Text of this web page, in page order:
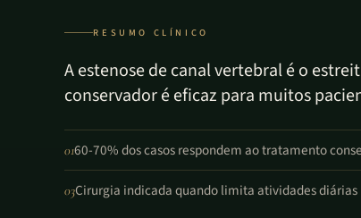
RESUMO CLÍNICO
A estenose de canal vertebral é o
conservador é eficaz para muitos
0160-70% dos casos respondem ao tratamento
03Cirurgia indicada quando limita atividades diárias